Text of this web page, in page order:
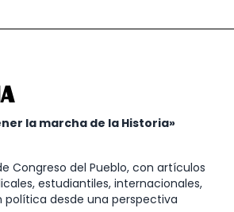
la marcha de la Historia»
Congreso del Pueblo, con artículos
estudiantiles, internacionales,
política desde una perspectiva